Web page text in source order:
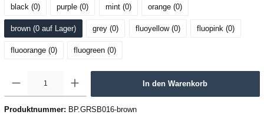
black (0) purple (0) mint (0) orange (0)
brown (0 auf Lager) grey (0) fluoyellow (0) fluopink (0)
fluoorange (0) fluogreen (0)
In den Warenkorb
Produktnummer: BP.GRSB016-brown